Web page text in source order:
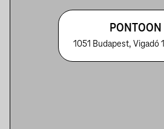
PONTOON
1051 Budapest, Vigadó